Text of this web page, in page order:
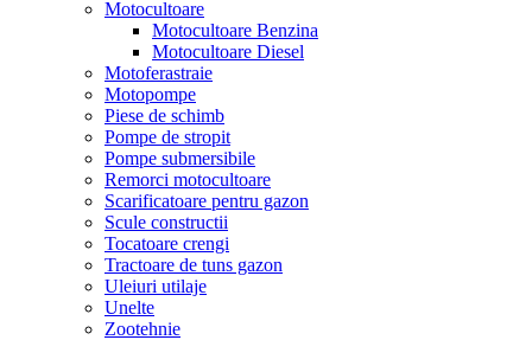
Motocultoare
Motocultoare Benzina
Motocultoare Diesel
Motoferastraie
Motopompe
Piese de schimb
Pompe de stropit
Pompe submersibile
Remorci motocultoare
Scarificatoare pentru gazon
Scule constructii
Tocatoare crengi
Tractoare de tuns gazon
Uleiuri utilaje
Unelte
Zootehnie